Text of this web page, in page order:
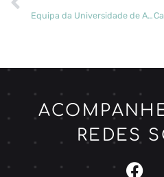
Equipa da Universidade de Aveiro participa no 18th European Conference on Soil Mechanics and Geotechnical Engineering
REDES